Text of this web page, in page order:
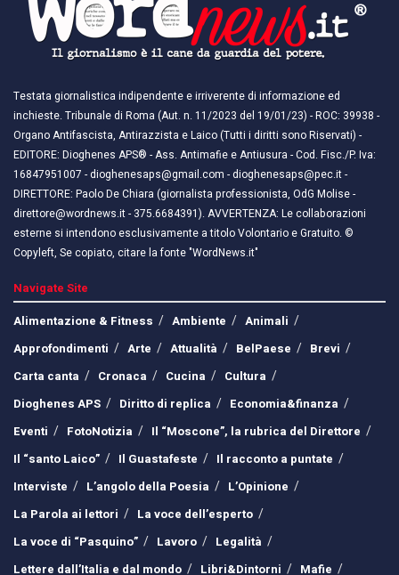
Testata giornalistica indipendente e irriverente di informazione ed
inchieste. Tribunale di Roma (Aut. n. 11/2023 del 19/01/23) - ROC: 39938 -
Organo Antifascista, Antirazzista e Laico (Tutti i diritti sono Riservati) -
EDITORE: Dioghenes APS® - Ass. Antimafie e Antiusura - Cod. Fisc./P. Iva:
16847951007 - dioghenesaps@gmail.com - dioghenesaps@pec.it - ​​
DIRETTORE: Paolo De Chiara (giornalista professionista, OdG Molise -
direttore@wordnews.it - ​​375.6684391). AVVERTENZA: Le collaborazioni
esterne si intendono esclusivamente a titolo Volontario e Gratuito. ©
Copyleft, Se copiato, citare la fonte "WordNews.it"
Navigate Site
Alimentazione & Fitness
Ambiente
Animali
Approfondimenti
Arte Attualità BelPaese
Brevi
Carta canta
Cronaca Cucina
Cultura
Dioghenes APS
Diritto di replica
Economia&finanza
Eventi
FotoNotizia
Il “Moscone”, la rubrica del Direttore
Il “santo Laico”
Il Guastafeste
Il racconto a puntate
Interviste
L’angolo della Poesia
L’Opinione
La Parola ai lettori
La voce dell’esperto
La voce di “Pasquino”
Lavoro
Legalità
Lettere dall’Italia e dal mondo
Libri&Dintorni Mafie